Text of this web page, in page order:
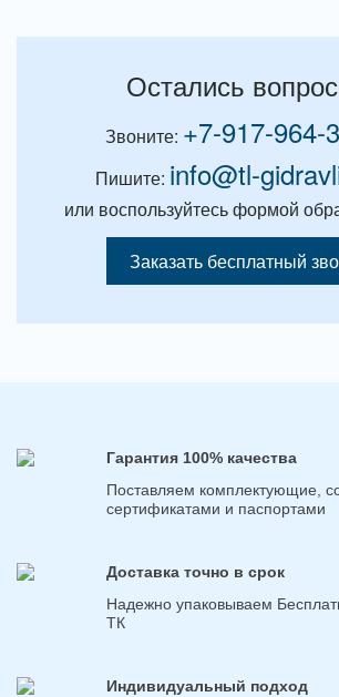
Остались
Звоните: +7-917-964-
Пишите: info@tl-
или воспользуйтесь формой
Заказать бесплатный
Гарантия 100% качества
Поставляем комплектующие,
сертификатами и паспортами
Доставка точно в срок
Надежно упаковываем
ТК
Индивидуальный подход